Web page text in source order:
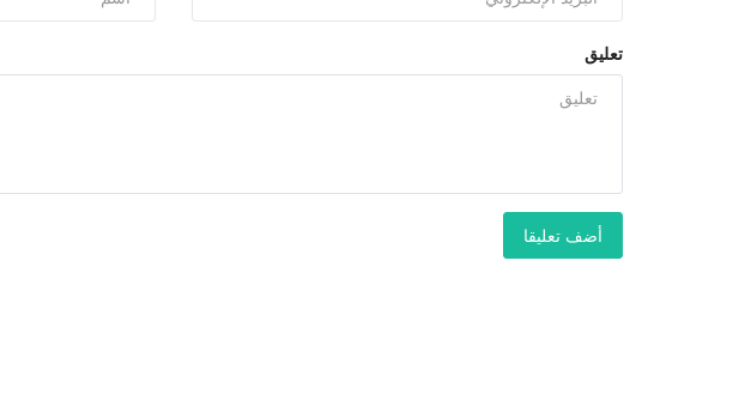
تعليق
أضف تعليقا